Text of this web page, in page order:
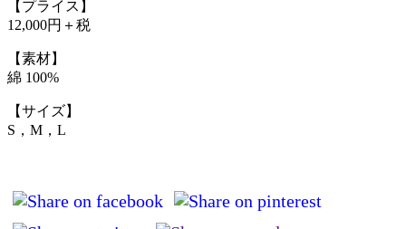
【プライス】
12,000円＋税
【素材】
綿 100%
【サイズ】
S，M，L